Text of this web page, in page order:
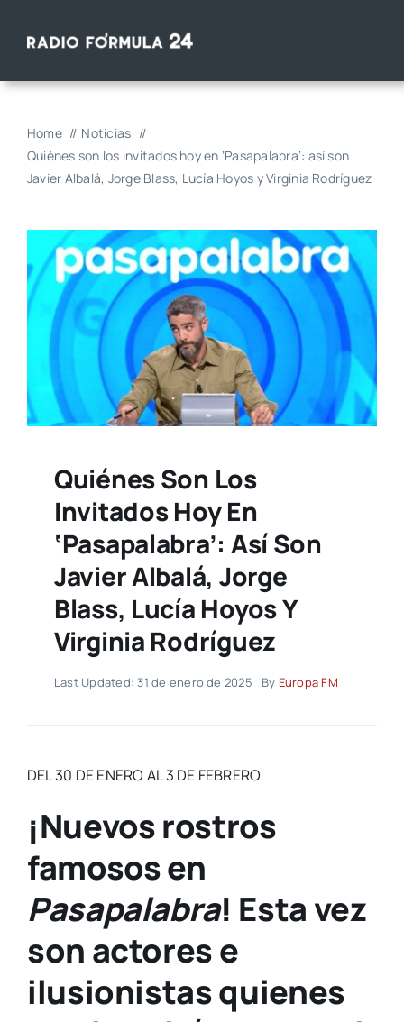
Home
Noticias
Quiénes son los invitados hoy en ‘Pasapalabra’: así son
Javier Albalá, Jorge Blass, Lucía Hoyos y Virginia Rodríguez
Quiénes Son Los
Invitados Hoy En
‘Pasapalabra’: Así Son
Javier Albalá, Jorge
Blass, Lucía Hoyos Y
Virginia Rodríguez
Last Updated: 31 de enero de 2025 By Europa FM
DEL 30 DE ENERO AL 3 DE FEBRERO
¡Nuevos rostros
famosos en
Pasapalabra! Esta vez
son actores e
ilusionistas quienes